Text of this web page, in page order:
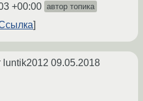
+00:00 автор топика
luntik2012 09.05.2018